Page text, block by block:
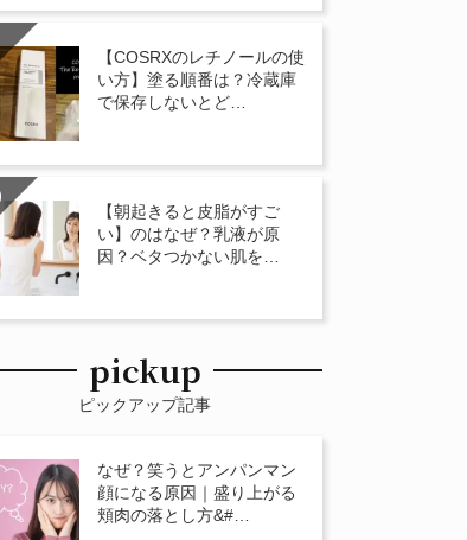
【COSRXのレチノールの使
い方】塗る順番は？冷蔵庫
で保存しないとど…
【朝起きると皮脂がすご
い】のはなぜ？乳液が原
因？ベタつかない肌を…
pickup
ピックアップ記事
なぜ？笑うとアンパンマン
顔になる原因｜盛り上がる
頬肉の落とし方&#…